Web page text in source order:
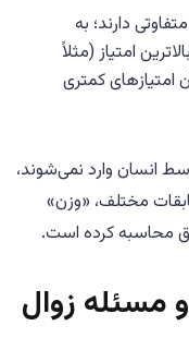
دارند؛ به
امتیاز (مثلاً
امتیازهای کمتری
انسان وارد نمی‌شوند،
مختلف، «وزن»
مسئله زوال